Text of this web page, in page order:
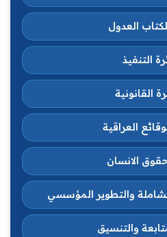
العدول
التنفيذ
القانونية
العراقية
الانسان
والتطوير المؤسسي
والتنسيق